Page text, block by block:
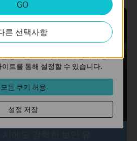
장치 보안 앱
GO
른 선택사항
기능을 개선하고 조정하기 위해
활동을 분석하는 데 사용하는 쿠키
관심사에 대한 프로필을 생성하고
광고를 표시하기 위해 당사의 광
트를 통해 설정할 수 있습니다.
모든 쿠키 허용
설정 저장